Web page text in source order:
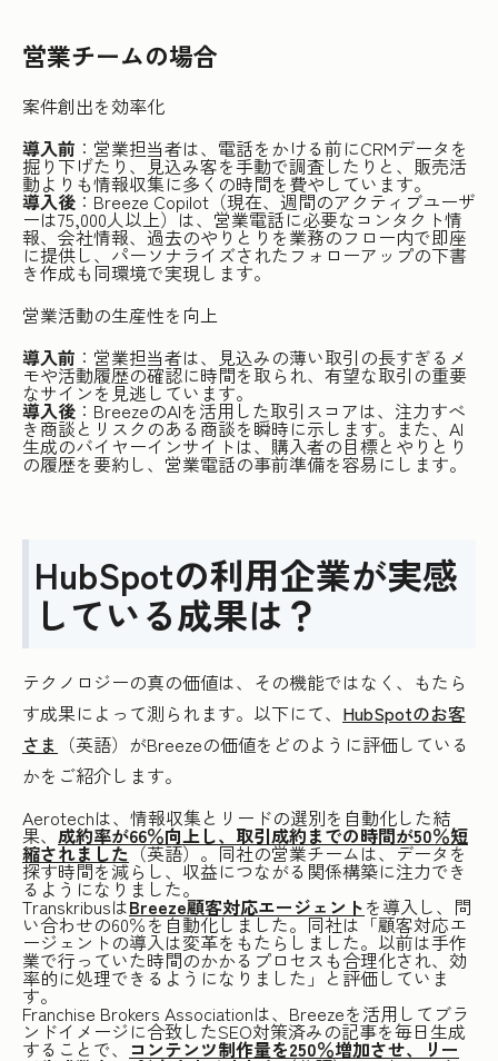
営業チームの場合
案件創出を効率化
導入前 ：営業担当者は、電話をかける前にCRMデータを
掘り下げたり、見込み客を手動で調査したりと、販売活
動よりも情報収集に多くの時間を費やしています。
導入後 ：Breeze Copilot（現在、週間のアクティブユーザ
ーは75,000人以上）は、営業電話に必要なコンタクト情
報、会社情報、過去のやりとりを業務のフロー内で即座
に提供し、パーソナライズされたフォローアップの下書
き作成も同環境で実現します。
営業活動の生産性を向上
導入前 ：営業担当者は、見込みの薄い取引の長すぎるメ
モや活動履歴の確認に時間を取られ、有望な取引の重要
なサインを見逃しています。
導入後 ：BreezeのAIを活用した取引スコアは、注力すべ
き商談とリスクのある商談を瞬時に示します。また、AI
生成のバイヤーインサイトは、購入者の目標とやりとり
の履歴を要約し、営業電話の事前準備を容易にします。
HubSpotの利用企業が実感
している成果は？
テクノロジーの真の価値は、その機能ではなく、もたら
す成果によって測られます。以下にて、 HubSpotのお客
さま （英語）がBreezeの価値をどのように評価している
かをご紹介します。
Aerotechは、情報収集とリードの選別を自動化した結
果、 成約率が66％向上し、取引成約までの時間が50％短
縮されました（英語）。同社の営業チームは、データを
探す時間を減らし、収益につながる関係構築に注力でき
るようになりました。
TranskribusはBreeze顧客対応エージェントを導入し、問
い合わせの60％を自動化しました。同社は「顧客対応エ
ージェントの導入は変革をもたらしました。以前は手作
業で行っていた時間のかかるプロセスも合理化され、効
率的に処理できるようになりました」と評価していま
す。
Franchise Brokers Associationは、Breezeを活用してブラ
ンドイメージに合致したSEO対策済みの記事を毎日生成
することで、 コンテンツ制作量を250％増加させ、リー